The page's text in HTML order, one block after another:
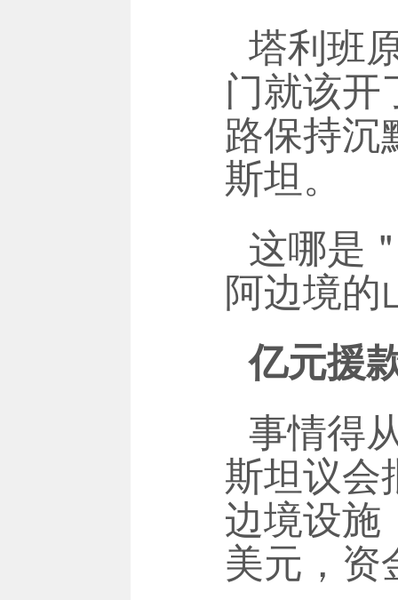
塔利班
门就该开
路保持沉
斯坦。
这哪是
阿边境的
亿元援
事情得
斯坦议
边境设施
美元，资